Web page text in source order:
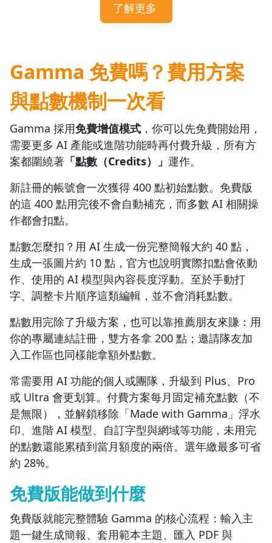
了解更多
Gamma 免費嗎？費用方案
與點數機制一次看
Gamma 採用免費增值模式 ，你可以先免費開始用，
需要更多 AI 產能或進階功能時再付費升級，所有方
案都圍繞著 「點數（Credits）」 運作。
新註冊的帳號會一次獲得 400 點初始點數。免費版
的這 400 點用完後不會自動補充，而多數 AI 相關操
作都會扣點。
點數怎麼扣？用 AI 生成一份完整簡報大約 40 點，
生成一張圖片約 10 點，官方也說明實際扣點會依動
作、使用的 AI 模型與內容長度浮動。至於手動打
字、調整卡片順序這類編輯，並不會消耗點數。
點數用完除了升級方案，也可以靠推薦朋友來賺：用
你的專屬連結註冊，雙方各拿 200 點；邀請隊友加
入工作區也同樣能拿額外點數。
常需要用 AI 功能的個人或團隊，升級到 Plus、Pro
或 Ultra 會更划算。付費方案每月固定補充點數（不
是無限），並解鎖移除「Made with Gamma」浮水
印、進階 AI 模型、自訂字型與網域等功能，未用完
的點數還能累積到當月額度的兩倍。選年繳最多可省
約 28%。
免費版能做到什麼
免費版就能完整體驗 Gamma 的核心流程：輸入主
題一鍵生成簡報、套用範本主題、匯入 PDF 與